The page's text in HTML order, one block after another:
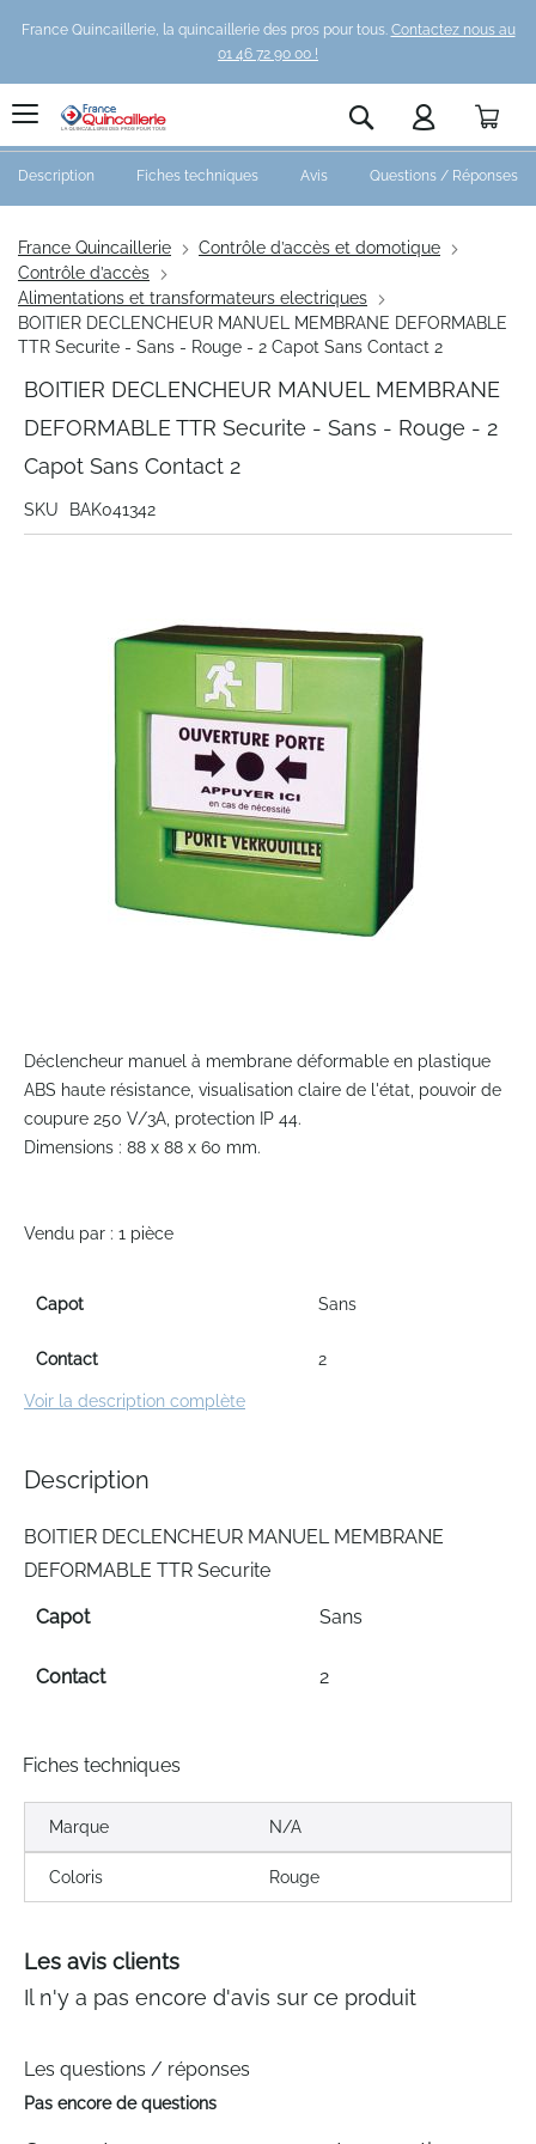
France Quincaillerie, la quincaillerie des pros pour tous. Contactez nous au
01 46 72 90 00 !
Rechercher
France Quincaillerie
Contrôle d’accès et domotique
Contrôle d’accès
Alimentations et transformateurs electriques
BOITIER DECLENCHEUR MANUEL MEMBRANE DEFORMABLE
TTR Securite - Sans - Rouge - 2 Capot Sans Contact 2
BOITIER DECLENCHEUR MANUEL MEMBRANE
DEFORMABLE TTR Securite - Sans - Rouge - 2
Capot Sans Contact 2
SKU
BAK041342
to
the
of
the
Déclencheur manuel à membrane déformable en plastique
ABS haute résistance, visualisation claire de l'état, pouvoir de
coupure 250 V/3A, protection IP 44.
Dimensions : 88 x 88 x 60 mm.
Vendu par : 1 pièce
Capot Sans
Contact 2
Voir la description complète
Description Fiches techniques Avis Questions / Réponses
Description
BOITIER DECLENCHEUR MANUEL MEMBRANE
DEFORMABLE TTR Securite
Capot Sans
Contact 2
Fiches techniques
Marque N/A
Coloris Rouge
Les avis clients
Il n'y a pas encore d'avis sur ce produit
Les questions / réponses
Pas encore de questions